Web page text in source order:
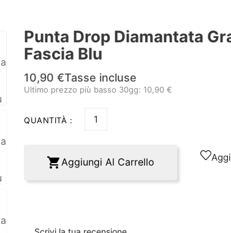
Punta Drop Diamantata
Fascia Blu
10,90 €Tasse incluse
Ultimo prezzo più basso 30gg: 10,90 €
QUANTITÀ :
 Aggiungi Al Carrello